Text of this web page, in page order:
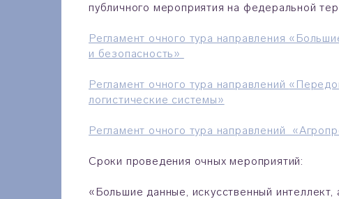
публичного мероприятия на федеральной
Регламент очного тура направления
и безопасность»
Регламент очного тура направлений «
логистические системы»
Регламент очного тура направлений
Сроки проведения очных мероприятий:
«Большие данные, искусственный